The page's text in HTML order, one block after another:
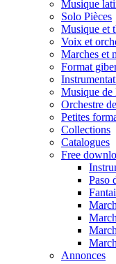
Musique
Solo Pièces
Musique et
Voix et
Marches et
Format
Musique de
Orchestre
Petites
Collections
Catalogues
Free
Paso
Annonces